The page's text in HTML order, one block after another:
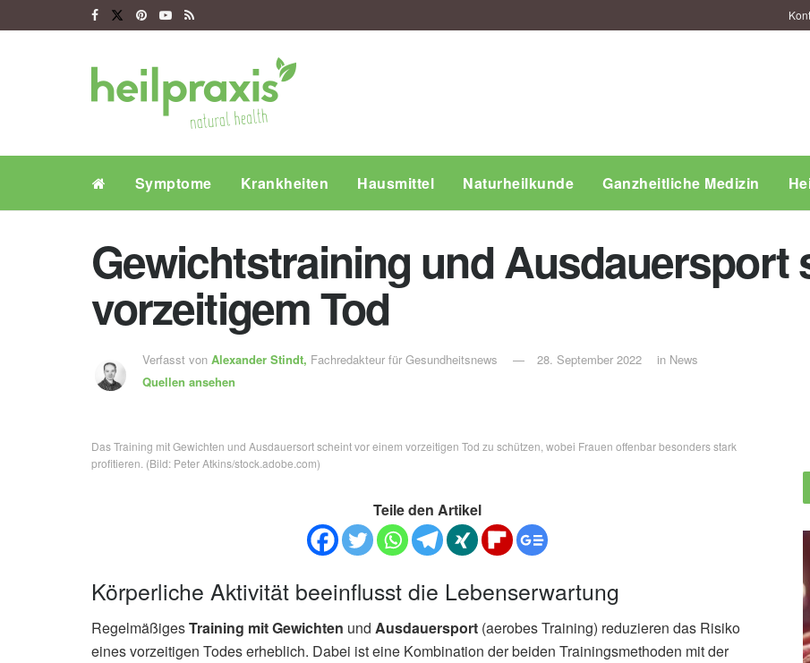
Symptome Krankheiten Hausmittel Naturheilkunde Ganzheitliche Medizin
Gewichtstraining und Ausdauersport
vorzeitigem Tod
Verfasst von Alexander Stindt, Fachredakteur für Gesundheitsnews
Quellen ansehen
28. September 2022 in News
Das Training mit Gewichten und Ausdauersort scheint vor einem vorzeitigen Tod zu schützen, wobei Frauen offenbar besonders stark
profitieren. (Bild: Peter Atkins/stock.adobe.com)
Teile den Artikel
Körperliche Aktivität beeinflusst die Lebenserwartung
RegelmäßigesTraining mit Gewichten und Ausdauersport (aerobes Training) reduzieren das Risiko
eines vorzeitigen Todes erheblich. Dabei ist eine Kombination der beiden Trainingsmethoden mit der